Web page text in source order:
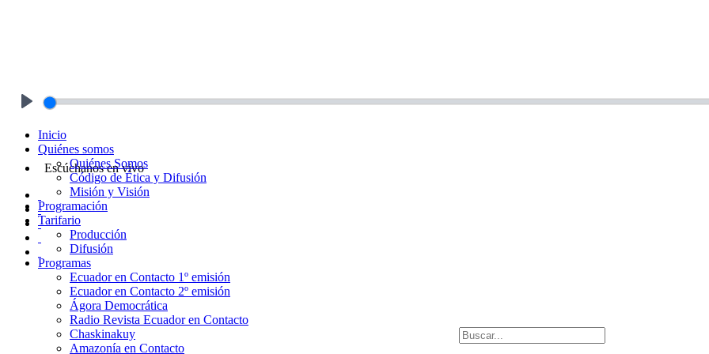
Escúchanos en vivo
Inicio
Quiénes somos
Quiénes Somos
Código de Ética y Difusión
Misión y Visión
Programación
Tarifario
Producción
Difusión
Programas
Ecuador en Contacto 1º emisión
Ecuador en Contacto 2º emisión
Ágora Democrática
Radio Revista Ecuador en Contacto
Chaskinakuy
Amazonía en Contacto